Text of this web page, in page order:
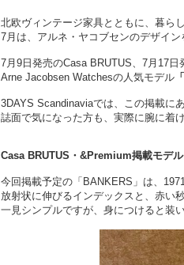
北欧ヴィンテージ家具とともに、暮ら
7月は、アルネ・ヤコブセンのデザイ
7月9日発売のCasa BRUTUS、7月17日
Arne Jacobsen Watchesの人気モデル
3DAYS Scandinaviaでは、この掲載に
誌面で気になった方も、実際に腕に着
Casa BRUTUS・&Premium掲載モデル
今回掲載予定の「BANKERS」は、
放射状に伸びるインデックスと、赤い
一見シンプルですが、身につけると装